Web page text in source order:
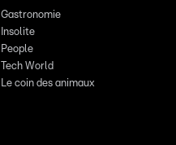
Gastronomie
Insolite
People
Tech World
Le coin des animaux